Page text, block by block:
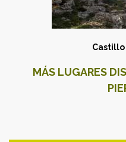
Castillo
MÁS LUGARES